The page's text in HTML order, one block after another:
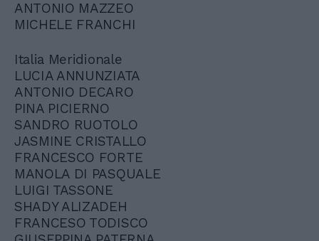
ANTONIO MAZZEO
MICHELE FRANCHI
Italia Meridionale
LUCIA ANNUNZIATA
ANTONIO DECARO
PINA PICIERNO
SANDRO RUOTOLO
JASMINE CRISTALLO
FRANCESCO FORTE
MANOLA DI PASQUALE
LUIGI TASSONE
SHADY ALIZADEH
FRANCESO TODISCO